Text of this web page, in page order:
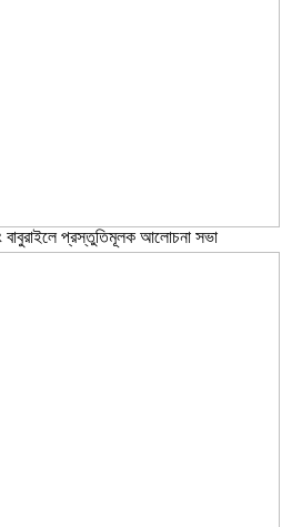
বাবুরাইলে প্রস্তুতিমূলক আলোচনা সভা